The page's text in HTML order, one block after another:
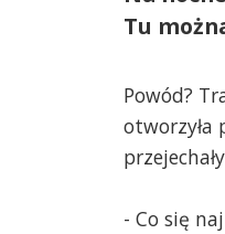
Tu
Powód?
otworzyła
- Co się